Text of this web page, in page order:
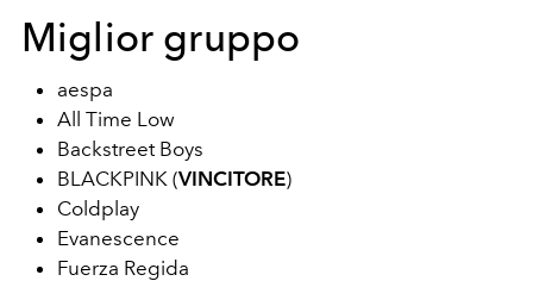
Miglior gruppo
aespa
All Time Low
Backstreet Boys
BLACKPINK (VINCITORE)
Coldplay
Evanescence
Fuerza Regida